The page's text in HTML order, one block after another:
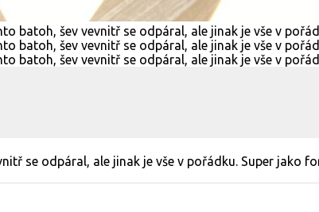
se odpáral, ale jinak je vše v pořádku. Super jako